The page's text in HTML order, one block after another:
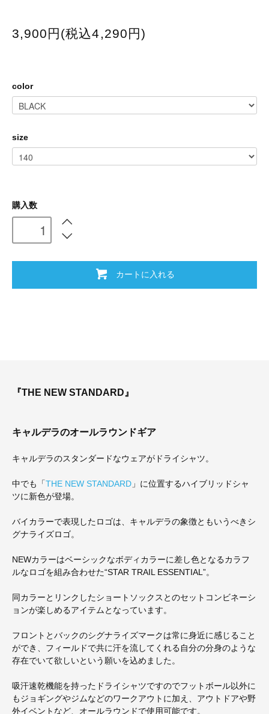
3,900円(税込4,290円)
color
size
購入数
カートに入れる
『THE NEW STANDARD』
キャルデラのオールラウンドギア
キャルデラのスタンダードなウェアがドライシャツ。
中でも「THE NEW STANDARD 」に位置するハイブリッドシャ
ツに新色が登場。
バイカラーで表現したロゴは、キャルデラの象徴ともいうべきシ
グナライズロゴ。
NEWカラーはベーシックなボディカラーに差し色となるカラフ
ルなロゴを組み合わせた“STAR TRAIL ESSENTIAL”。
同カラーとリンクしたショートソックスとのセットコンビネーシ
ョンが楽しめるアイテムとなっています。
フロントとバックのシグナライズマークは常に身近に感じること
ができ、フィールドで共に汗を流してくれる自分の分身のような
存在でいて欲しいという願いを込めました。
吸汗速乾機能を持ったドライシャツですのでフットボール以外に
もジョギングやジムなどのワークアウトに加え、アウトドアや野
外イベントなど、オールラウンドで使用可能です。